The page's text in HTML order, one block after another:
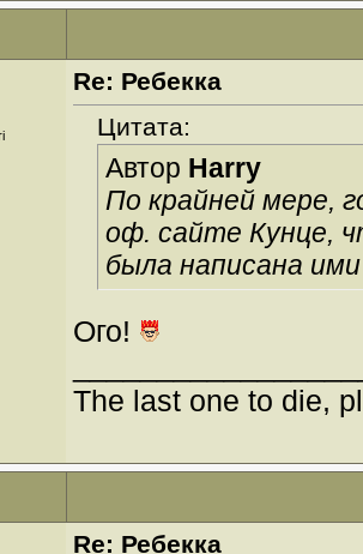
Re: Ребекка
Цитата:
Автор Harry
По крайней мере,
оф. сайте Кунце,
была написана
Ого!
The last one to die,
Re: Ребекка